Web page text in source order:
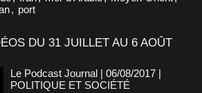
, port
DU 31 JUILLET AU 6 AOÛT
Le Podcast Journal | 06/08/2017 |
POLITIQUE ET SOCIÉTÉ